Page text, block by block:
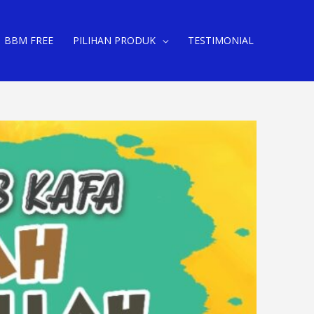
BBM FREE PILIHAN PRODUK TESTIMONIAL